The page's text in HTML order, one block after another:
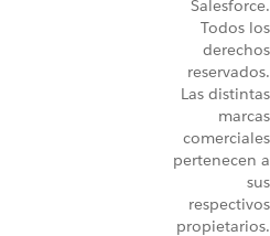
Salesforce.
Todos los
derechos
reservados.
Las distintas
marcas
comerciales
pertenecen a
sus
respectivos
propietarios.